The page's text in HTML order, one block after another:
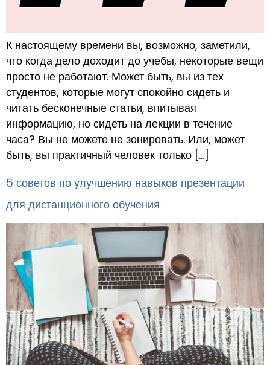
К настоящему времени вы, возможно, заметили,
что когда дело доходит до учебы, некоторые вещи
просто не работают. Может быть, вы из тех
студентов, которые могут спокойно сидеть и
читать бесконечные статьи, впитывая
информацию, но сидеть на лекции в течение
часа? Вы не можете не зонировать. Или, может
быть, вы практичный человек только […]
5 советов по улучшению навыков презентации
для дистанционного обучения